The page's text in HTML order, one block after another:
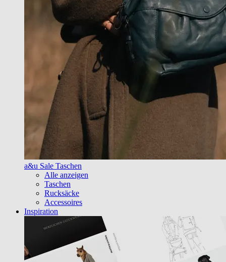
a&u Sale Taschen
Alle anzeigen
Taschen
Rucksäcke
Accessoires
Inspiration